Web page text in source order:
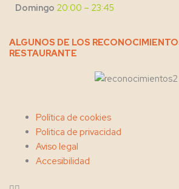
Domingo 20:00 – 23:45
ALGUNOS DE LOS
RESTAURANTE
Política de cookies
Politica de privacidad
Aviso legal
Accesibilidad
Menu